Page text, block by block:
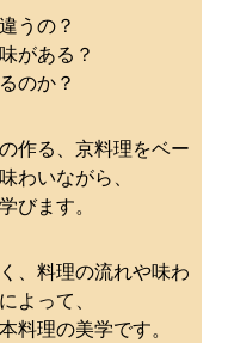
うの？
がある？
のか？
作る、京料理をベー
わいながら、
びます。
、料理の流れや味わ
よって、
料理の美学です。